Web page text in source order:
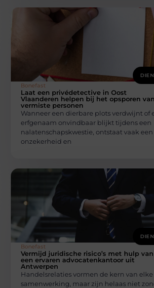
Bonefast
Laat een privédetective in Oost
Vlaanderen helpen bij het opsporen van
vermiste personen
Wanneer een dierbare plots verdwijnt of
erfgenaam onvindbaar blijkt tijdens een
nalatenschapskwestie, ontstaat vaak
onzekerheid en
Bonefast
Vermijd juridische risico’s met hulp van
een ervaren advocatenkantoor uit
Antwerpen
Handelsrelaties vormen de kern van
samenwerking, maar zijn helaas niet